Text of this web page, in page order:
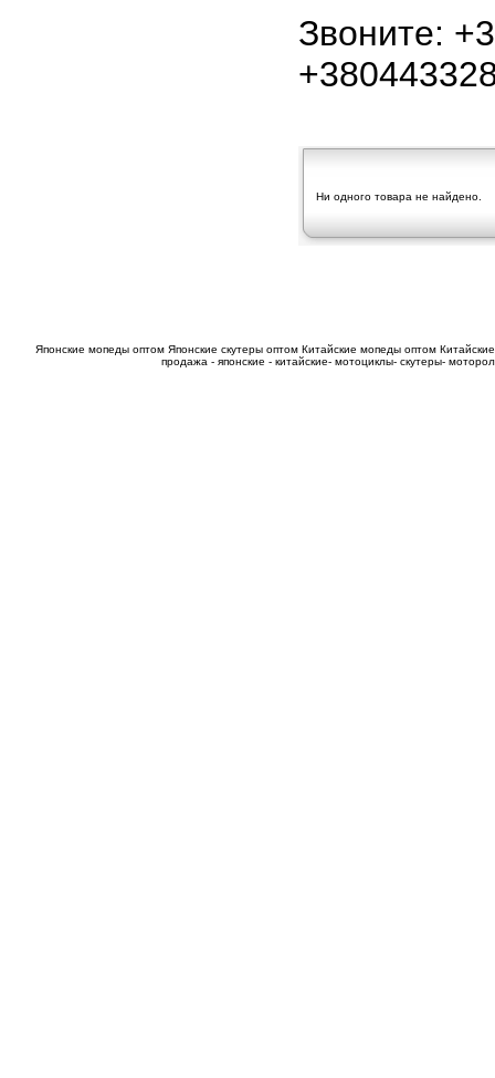
Звоните:
Ни одного товара не найдено.
Японские мопеды оптом Японские скутеры оптом Китайские мопеды оптом
продажа - японские - китайские- мотоциклы- скутеры-